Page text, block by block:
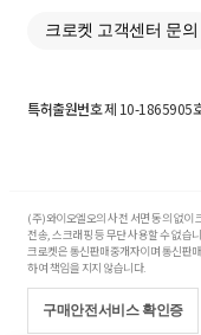
크로켓 고객센터 문의
특허출원번호제 10-1865905
(주)와이오엘오의 사전 서면 동의 없이
전송, 스크래핑 등 무단 사용할 수 없습
크로켓은 통신판매중개자이며 통신판
하여 책임을 지지 않습니다.
구매안전서비스 확인증